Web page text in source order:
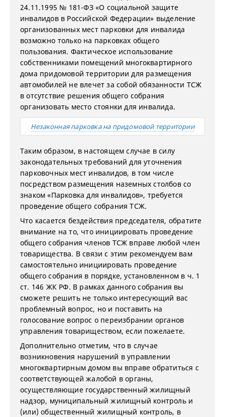
24.11.1995 № 181-ФЗ «О социальной защите
инвалидов в Российской Федерации» выделение
организованных мест парковки для инвалида
возможно только на парковках общего
пользования. Фактическое использование
собственниками помещений многоквартирного
дома придомовой территории для размещения
автомобилей не влечет за собой обязанности ТСЖ
в отсутствие решения общего собрания
организовать место стоянки для инвалида.
Незаконная парковка на придомовой территории
Таким образом, в настоящем случае в силу
законодательных требований для уточнения
парковочных мест инвалидов, в том числе
посредством размещения наземных столбов со
знаком «Парковка для инвалидов», требуется
проведение общего собрания ТСЖ.
Что касается бездействия председателя, обратите
внимание на то, что инициировать проведение
общего собрания членов ТСЖ вправе любой член
товарищества. В связи с этим рекомендуем вам
самостоятельно инициировать проведение
общего собрания в порядке, установленном в ч. 1
ст. 146 ЖК РФ. В рамках данного собрания вы
сможете решить не только интересующий вас
проблемный вопрос, но и поставить на
голосование вопрос о переизбрании органов
управления товариществом, если пожелаете.
Дополнительно отметим, что в случае
возникновения нарушений в управлении
многоквартирным домом вы вправе обратиться с
соответствующей жалобой в органы,
осуществляющие государственный жилищный
надзор, муниципальный жилищный контроль и
(или) общественный жилищный контроль, в